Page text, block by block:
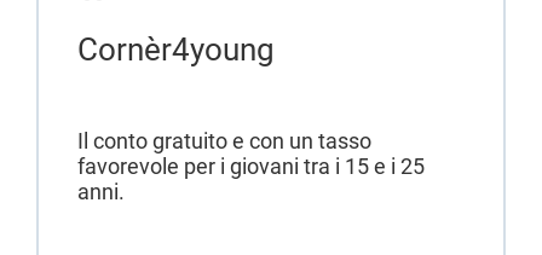
Cornèr4young
Il conto gratuito e con un tasso
favorevole per i giovani tra i 15 e i 25
anni.